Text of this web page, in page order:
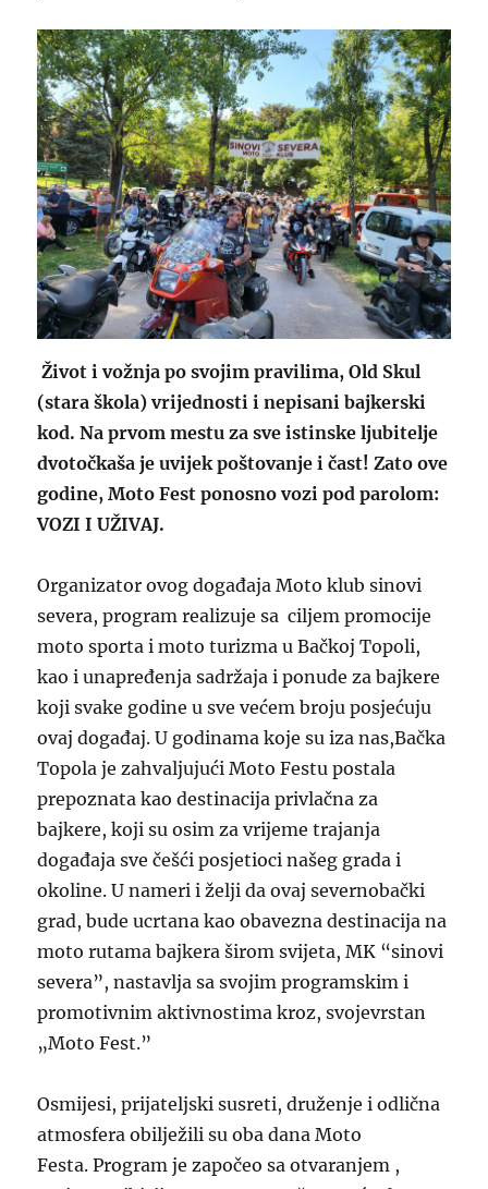
Život i vožnja po svojim pravilima, Old Skul
(stara škola) vrijednosti i nepisani bajkerski
kod. Na prvom mestu za sve istinske ljubitelje
dvotočkaša je uvijek poštovanje i čast! Zato ove
godine, Moto Fest ponosno vozi pod parolom:
VOZI I UŽIVAJ.
Organizator ovog događaja Moto klub sinovi
severa, program realizuje sa ciljem promocije
moto sporta i moto turizma u Bačkoj Topoli,
kao i unapređenja sadržaja i ponude za bajkere
koji svake godine u sve većem broju posjećuju
ovaj događaj. U godinama koje su iza nas,Bačka
Topola je zahvaljujući Moto Festu postala
prepoznata kao destinacija privlačna za
bajkere, koji su osim za vrijeme trajanja
događaja sve češći posjetioci našeg grada i
okoline. U nameri i želji da ovaj severnobački
grad, bude ucrtana kao obavezna destinacija na
moto rutama bajkera širom svijeta, MK “sinovi
severa”, nastavlja sa svojim programskim i
promotivnim aktivnostima kroz, svojevrstan
„Moto Fest.”
Osmijesi, prijateljski susreti, druženje i odlična
atmosfera obilježili su oba dana Moto
Festa. Program je započeo sa otvaranjem ,